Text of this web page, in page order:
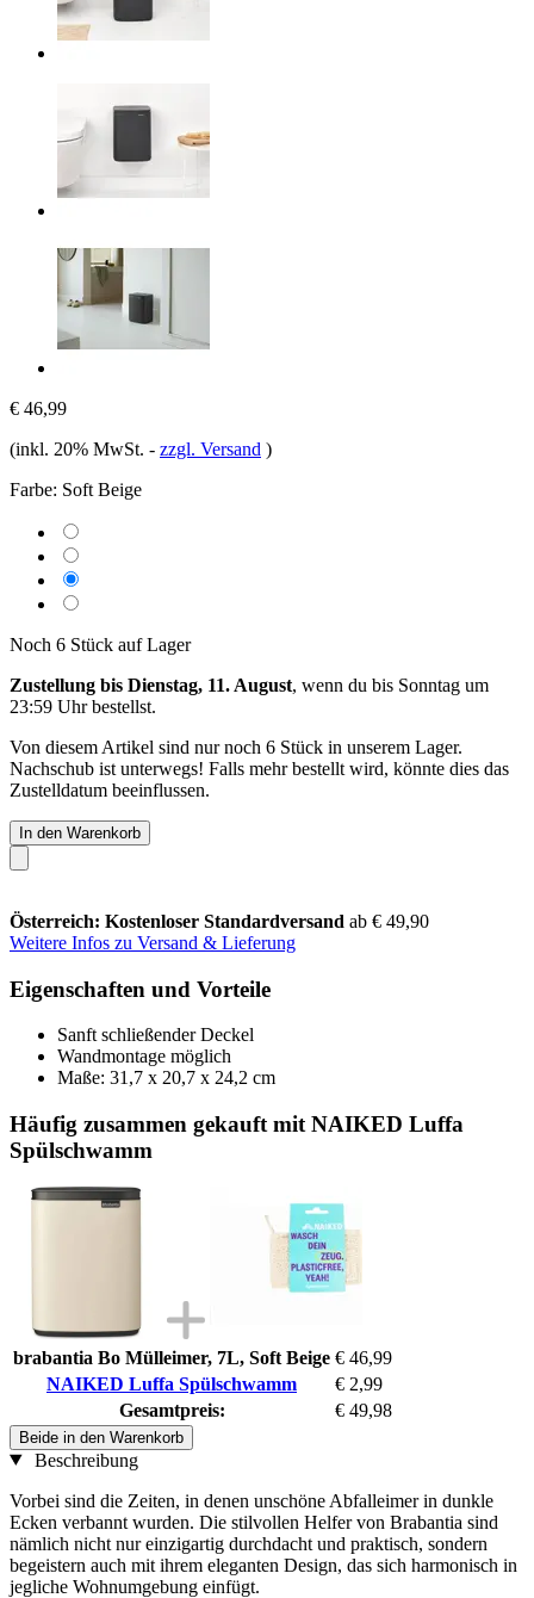
€ 46,99
(inkl. 20% MwSt. - zzgl. Versand )
Farbe: Soft Beige
Noch 6 Stück auf Lager
Zustellung bis Dienstag, 11. August, wenn du bis Sonntag um
23:59 Uhrbestellst.
Von diesem Artikel sind nur noch 6 Stück in unserem Lager.
Nachschub ist unterwegs! Falls mehr bestellt wird, könnte dies das
Zustelldatum beeinflussen.
In den Warenkorb
Österreich: Kostenloser Standardversand ab € 49,90
Weitere Infos zu Versand & Lieferung
Eigenschaften und Vorteile
Sanft schließender Deckel
Wandmontage möglich
Maße: 31,7 x 20,7 x 24,2 cm
Häufig zusammen gekauft mit NAIKED Luffa
Spülschwamm
brabantia Bo Mülleimer, 7L, Soft Beige € 46,99
NAIKED Luffa Spülschwamm
€ 2,99
Gesamtpreis:
€ 49,98
Beide in den Warenkorb
Beschreibung
Vorbei sind die Zeiten, in denen unschöne Abfalleimer in dunkle
Ecken verbannt wurden. Die stilvollen Helfer von Brabantia sind
nämlich nicht nur einzigartig durchdacht und praktisch, sondern
begeistern auch mit ihrem eleganten Design, das sich harmonisch in
jegliche Wohnumgebung einfügt.